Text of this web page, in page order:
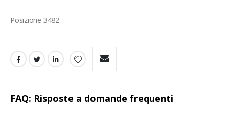
FAQ: Risposte a domande frequenti